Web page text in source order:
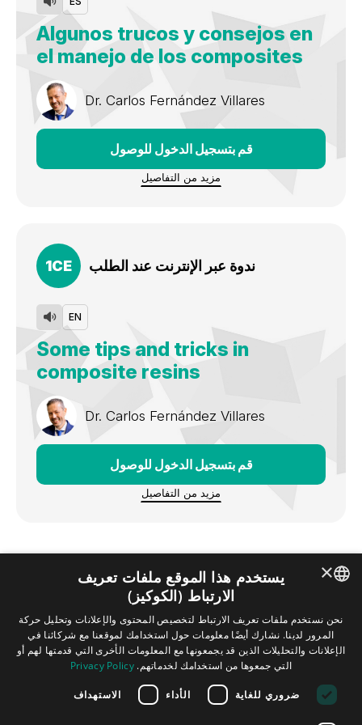
Algunos trucos y consejos en
el manejo de los composites
Dr. Carlos Fernández Villares
قم بتسجيل الدخول للوصول
مزيد من التفاصيل
1CE ندوة عبر الإنترنت عند الطلب
EN
Some tips and tricks in
composite resins
Dr. Carlos Fernández Villares
قم بتسجيل الدخول للوصول
مزيد من التفاصيل
الشروط والأحكامسياسة الخصوصيةبصمةFAQContact
Tribune Group GmbH Inc.
Nationally Approved PACE Program
ENGLISH
GERMAN
SPANISH
JAPANESE
×
يستخدم هذا الموقع ملفات تعريف
الارتباط (الكوكيز)
نحن نستخدم ملفات تعريف الارتباط لتخصيص المحتوى والإعلانات وتحليل حركة
المرور لدينا. نشارك أيضًا معلومات حول استخدامك لموقعنا مع شركائنا في
الإعلانات والتحليلات الذين قد يجمعونها مع المعلومات الأخرى التي قدمتها لهم أو
التي جمعوها من استخدامك لخدماتهم. Privacy Policy
ضروري للغاية الأداء الاستهداف